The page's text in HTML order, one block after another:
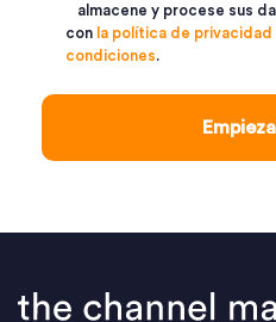
almacene y procese sus
con la política de privacidad
condiciones.